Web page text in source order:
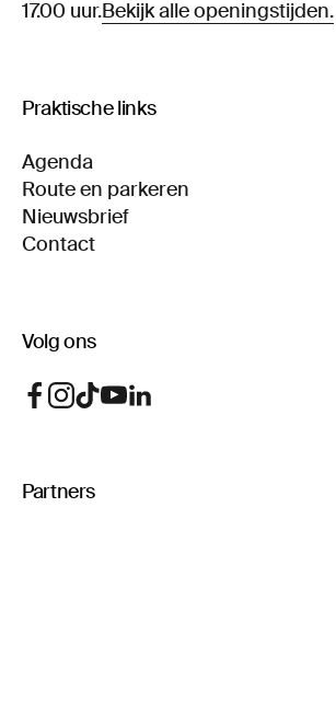
17.00 uur.Bekijk alle openingstijden.
Praktische links
Agenda
Route en parkeren
Nieuwsbrief
Contact
Volg ons
Partners